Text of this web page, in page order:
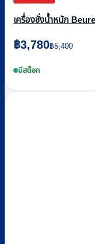
เครื่องชั่งน้ำหนัก
฿5,400
Original
price
was:
฿3,780
Current
price
is:มีสต็อก